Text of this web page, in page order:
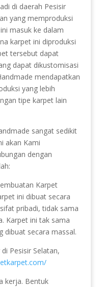
di daerah Pesisir
yang memproduksi
masuk ke dalam
karpet ini diproduksi
tersebut dapat
dapat dikustomisasi
mendapatkan
yang lebih
tipe karpet lain
sangat sedikit
akan Kami
dengan
Karpet
ini dibuat secara
pribadi, tidak sama
Karpet ini tak sama
dibuat secara massal.
Pesisir Selatan,
kerja. Bentuk